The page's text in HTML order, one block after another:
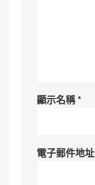
顯示名稱*
電子郵件地址